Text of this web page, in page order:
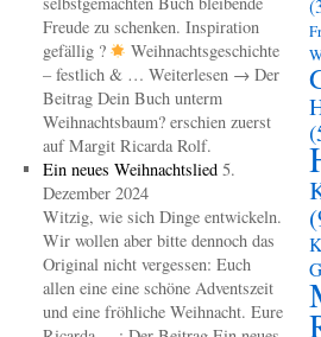
Freude zu schenken. Inspiration
gefällig ?
Weihnachtsgeschichte
– festlich & … Weiterlesen → Der
Beitrag Dein Buch unterm
Weihnachtsbaum? erschien zuerst
auf Margit Ricarda Rolf.
Ein neues Weihnachtslied 5.
Dezember 2024
Witzig, wie sich Dinge entwickeln.
Wir wollen aber bitte dennoch das
Original nicht vergessen: Euch
allen eine eine schöne Adventszeit
und eine fröhliche Weihnacht. Eure